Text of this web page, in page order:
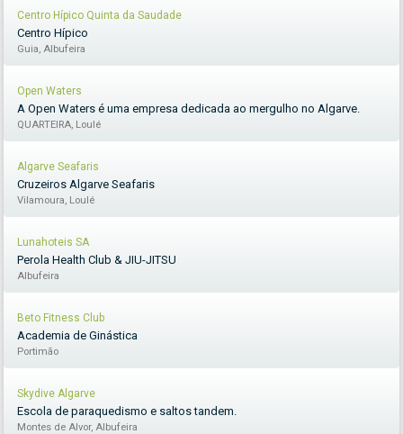
Centro Hípico Quinta da Saudade
Centro Hípico
Guia, Albufeira
Open Waters
A Open Waters é uma empresa dedicada ao mergulho no Algarve.
QUARTEIRA, Loulé
Algarve Seafaris
Cruzeiros Algarve Seafaris
Vilamoura, Loulé
Lunahoteis SA
Perola Health Club & JIU-JITSU
Albufeira
Beto Fitness Club
Academia de Ginástica
Portimão
Skydive Algarve
Escola de paraquedismo e saltos tandem.
Montes de Alvor, Albufeira